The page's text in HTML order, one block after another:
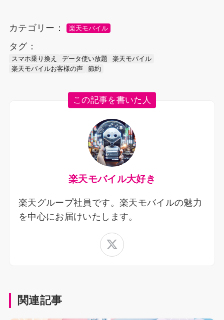
カテゴリー： 楽天モバイル
タグ：
スマホ乗り換え データ使い放題
楽天モバイル
楽天モバイルお客様の声
節約
この記事を書いた人
楽天モバイル大好き
楽天グループ社員です。楽天モバイルの魅力
を中心にお届けいたします。
関連記事